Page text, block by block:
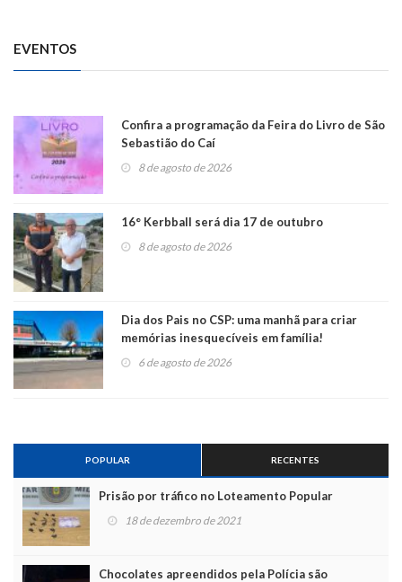
EVENTOS
Confira a programação da Feira do Livro de São
Sebastião do Caí
8 de agosto de 2026
16° Kerbball será dia 17 de outubro
8 de agosto de 2026
Dia dos Pais no CSP: uma manhã para criar
memórias inesquecíveis em família!
6 de agosto de 2026
POPULAR RECENTES
Prisão por tráfico no Loteamento Popular
18 de dezembro de 2021
Chocolates apreendidos pela Polícia são